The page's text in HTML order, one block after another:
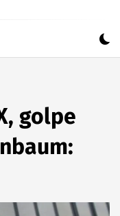
golpe